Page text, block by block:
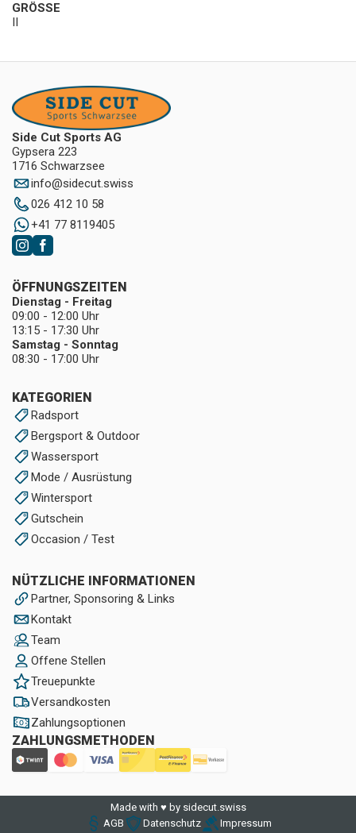
GRÖSSE
II
Side Cut Sports AG
Gypsera 223
1716 Schwarzsee
info@sidecut.swiss
026 412 10 58
+41 77 8119405
KATEGORIEN
Radsport
Bergsport & Outdoor
Wassersport
Mode / Ausrüstung
Wintersport
Gutschein
Occasion / Test
NÜTZLICHE INFORMATIONEN
Partner, Sponsoring & Links
Kontakt
Team
Offene Stellen
Treuepunkte
Versandkosten
Zahlungsoptionen
ZAHLUNGSMETHODEN
ÖFFNUNGSZEITEN
Dienstag - Freitag
09:00 - 12:00 Uhr
13:15 - 17:30 Uhr
Samstag - Sonntag
08:30 - 17:00 Uhr
Made with ♥ by sidecut.swiss
AGB
Datenschutz Impressum